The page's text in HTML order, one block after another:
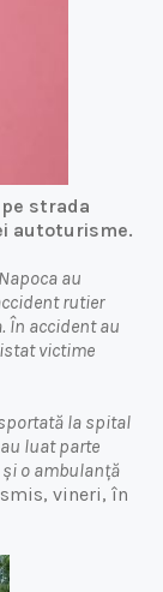
strada
autoturisme.
au
rutier
În accident au
victime
la spital
luat parte
o ambulanță
vineri, în